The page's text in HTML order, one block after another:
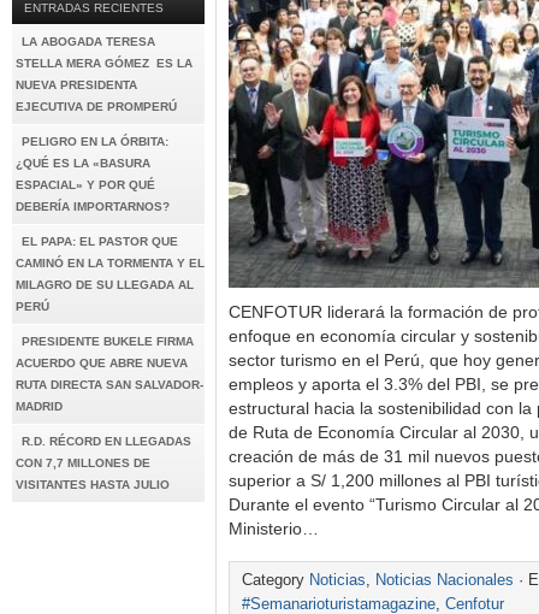
ENTRADAS RECIENTES
LA ABOGADA TERESA
STELLA MERA GÓMEZ ES LA
NUEVA PRESIDENTA
EJECUTIVA DE PROMPERÚ
PELIGRO EN LA ÓRBITA:
¿QUÉ ES LA «BASURA
ESPACIAL» Y POR QUÉ
DEBERÍA IMPORTARNOS?
EL PAPA: EL PASTOR QUE
CAMINÓ EN LA TORMENTA Y EL
MILAGRO DE SU LLEGADA AL
PERÚ
PRESIDENTE BUKELE FIRMA
ACUERDO QUE ABRE NUEVA
RUTA DIRECTA SAN SALVADOR-
MADRID
R.D. RÉCORD EN LLEGADAS
CON 7,7 MILLONES DE
VISITANTES HASTA JULIO
CENFOTUR liderará la formación de
enfoque en economía circular y
sector turismo en el Perú, que hoy
empleos y aporta el 3.3% del PBI, se
estructural hacia la sostenibilidad con
de Ruta de Economía Circular al 2030,
creación de más de 31 mil nuevos
superior a S/ 1,200 millones al PBI
Durante el evento “Turismo Circular al
Ministerio…
Category Noticias, Noticias Nacionales ·
#Semanarioturistamagazine, Cenfotur